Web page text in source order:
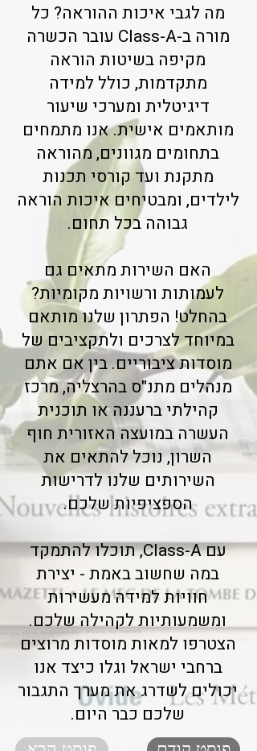
מה לגבי איכות ההוראה? כל
מורה ב-Class-A עובר הכשרה
מקיפה בשיטות הוראה
מתקדמות, כולל למידה
דיגיטלית ומערכי שיעור
מותאמים אישית. אנו מתמחים
בתחומים מגוונים, מהוראה
מתקנת ועד קורסי תכנות
לילדים, ומבטיחים איכות הוראה
גבוהה בכל תחום.
האם השירות מתאים גם
לעמותות ורשויות מקומיות?
בהחלט! הפתרון שלנו מותאם
במיוחד לצרכים ולתקציבים של
מוסדות ציבוריים. בין אם אתם
מנהלים מתנ"ס בהרצליה, מרכז
קהילתי ברעננה או תוכנית
העשרה במועצה האזורית חוף
השרון, נוכל להתאים את
השירותים שלנו לדרישות
הספציפיות שלכם.
עם Class-A, תוכלו להתמקד
במה שחשוב באמת - יצירת
חוויות למידה מעשירות
ומשמעותיות לקהילה שלכם.
הצטרפו למאות מוסדות מרוצים
ברחבי ישראל וגלו כיצד אנו
יכולים לשדרג את מערך התגבור
שלכם כבר היום.